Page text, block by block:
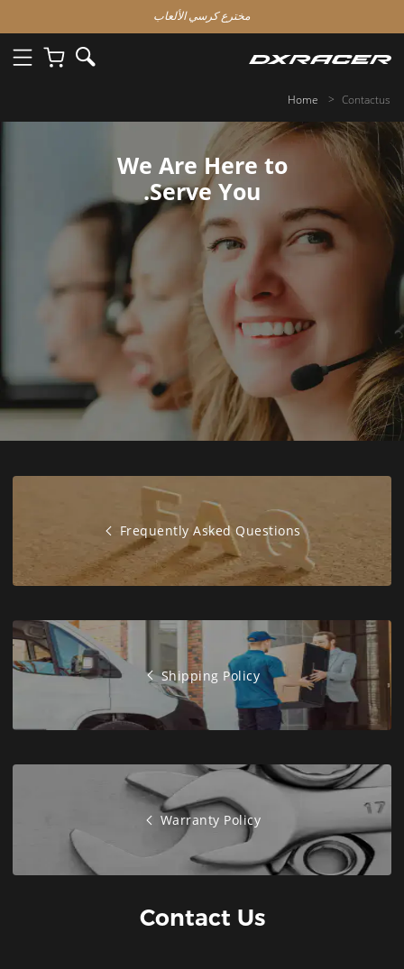
مخترع كرسي الألعاب
Home Contactus
We Are Here to
Serve You.
Frequently Asked Questions
Shipping Policy
Warranty Policy
Contact Us